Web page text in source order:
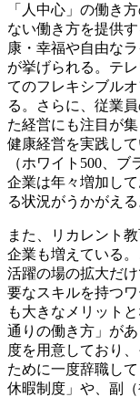
「人中心」の働き
ない働き方を提供
康・幸福や自由な
が挙げられる。テ
てのフレキシブル
る。さらに、従業
た経営にも注目が
健康経営を実践し
（ホワイト500、
企業は年々増加し
る状況がうかがえる
また、リカレント
企業も増えている
活躍の場の拡大だ
要なスキルを持つ
も大きなメリット
通りの働き方」が
度を用意しており
ために一度辞職し
休暇制度」や、副